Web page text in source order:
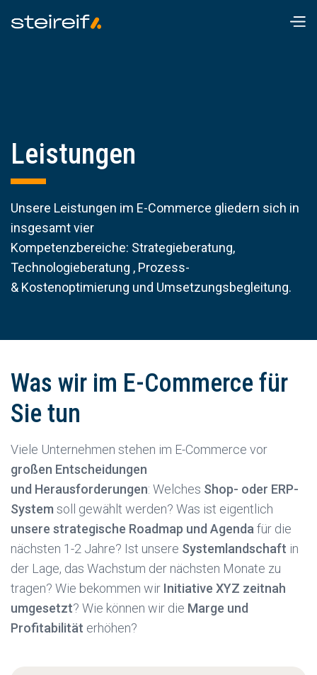
Leistungen
Unsere Leistungen im E-Commerce gliedern sich in
insgesamt vier
Kompetenzbereiche: Strategieberatung,
Technologieberatung , Prozess-
& Kostenoptimierung und Umsetzungsbegleitung.
Was wir im E-Commerce für
Sie tun
Viele Unternehmen stehen im E-Commerce vor
großen Entscheidungen
und Herausforderungen: Welches Shop- oder ERP-
System soll gewählt werden? Was ist eigentlich
unsere strategische Roadmap und Agenda für die
nächsten 1-2 Jahre? Ist unsere Systemlandschaft in
der Lage, das Wachstum der nächsten Monate zu
tragen? Wie bekommen wir Initiative XYZ zeitnah
umgesetzt? Wie können wir die Marge und
Profitabilität erhöhen?